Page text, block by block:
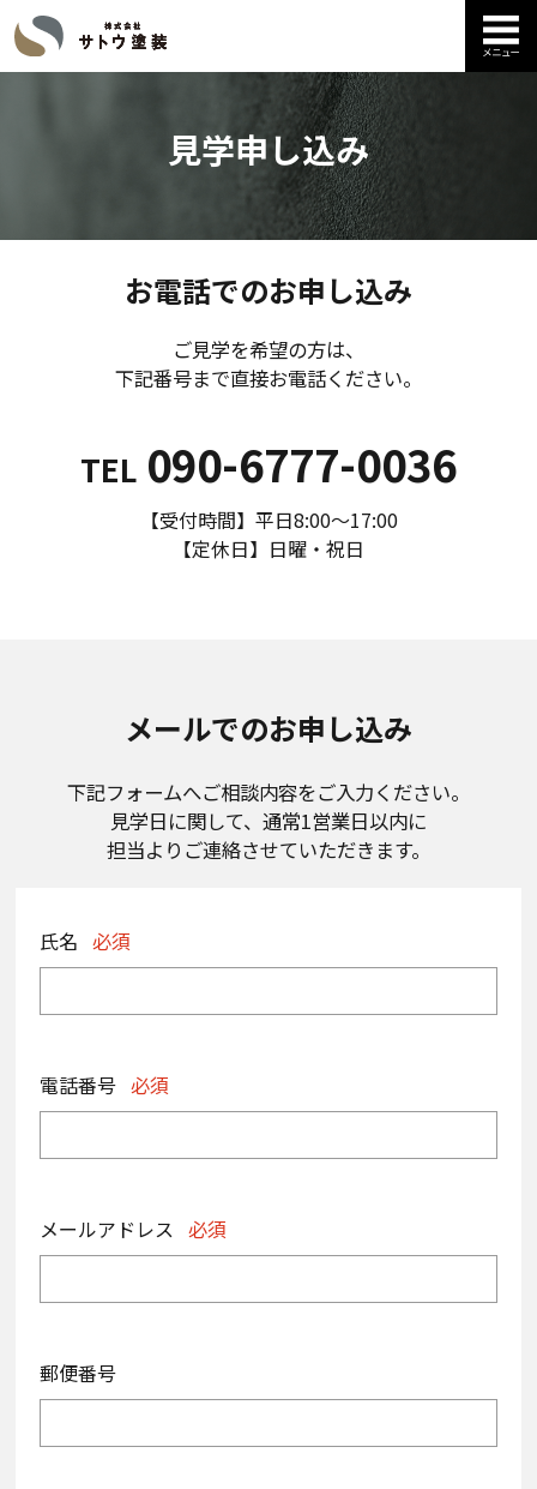
見学申し込み
お電話でのお申し込み
ご見学を希望の方は、
下記番号まで直接お電話ください。
TEL 090-6777-0036
【受付時間】平日8:00〜17:00
【定休日】日曜・祝日
メールでのお申し込み
下記フォームへご相談内容をご入力ください。
見学日に関して、通常1営業日以内に
担当よりご連絡させていただきます。
氏名 必須
電話番号 必須
メールアドレス 必須
郵便番号